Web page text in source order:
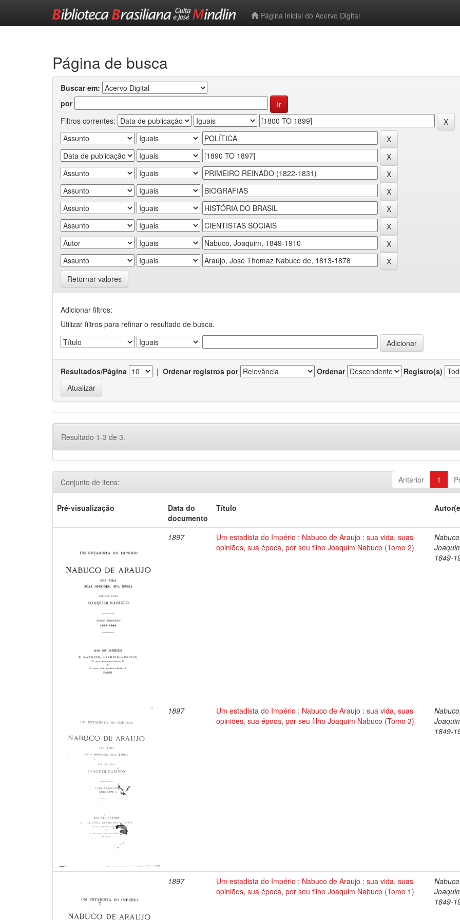
Página inicial do Acervo Digital
Página de busca
Buscar em:
por
Filtros correntes:
Retornar valores
Adicionar filtros:
Utilizar filtros para refinar o resultado de busca.
Resultados/Página | Ordenar registros por Ordenar Registro(s)
Resultado 1-3 de 3.
Anterior 1
Conjunto de itens:
Pré-visualização
Data do
documento
Título
1897
Um estadista do Império : Nabuco de Araujo : sua vida, suas
opiniões, sua época, por seu filho Joaquim Nabuco (Tomo 2)
Nabuco,
1849-
1897
Um estadista do Império : Nabuco de Araujo : sua vida, suas
opiniões, sua época, por seu filho Joaquim Nabuco (Tomo 3)
Nabuco,
1849-
1897
Um estadista do Império : Nabuco de Araujo : sua vida, suas
opiniões, sua época, por seu filho Joaquim Nabuco (Tomo 1)
Nabuco,
1849-